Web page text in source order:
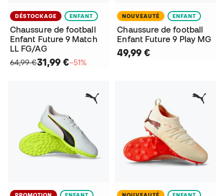
DÉSTOCKAGE ENFANT
Chaussure de football
Enfant Future 9 Match
LL FG/AG
64,99 €31,99 €−51%
NOUVEAUTÉ ENFANT
Chaussure de football
Enfant Future 9 Play MG
49,99 €